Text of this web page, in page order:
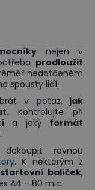
nejen v
prodloužit
nedotčeném
spousty lidí.
v potaz,jak
Kontrolujte při
a jaký formát
rovnou
. K některým z
startovní balíček,
A4 – 80 mic.